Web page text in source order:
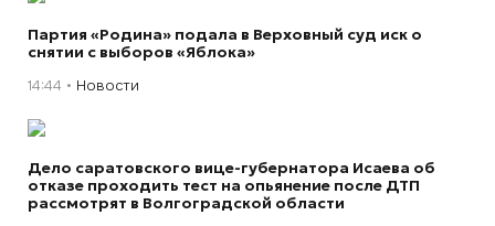
Партия «Родина» подала в Верховный суд иск о
снятии с выборов «Яблока»
14:44 Новости
Дело саратовского вице-губернатора Исаева об
отказе проходить тест на опьянение после ДТП
рассмотрят в Волгоградской области